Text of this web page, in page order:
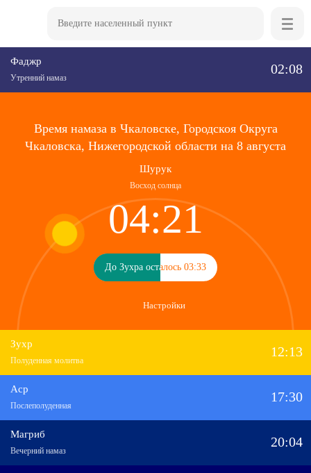
Фаджр
Утренний намаз
02:08
Настройки
Время намаза в Чкаловске, Городскоя Округа
Чкаловска, Нижегородской области на 8 августа
Шурук
Восход солнца
04:21
До Зухра осталось 03:33
До Зухра осталось 03:33
Зухр
Полуденная молитва
12:13
Аср
Послеполуденная
17:30
Магриб
Вечерний намаз
20:04